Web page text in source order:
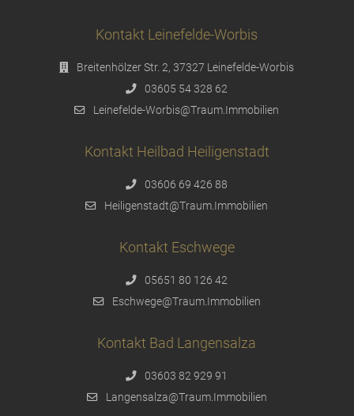
Kontakt Leinefelde-Worbis
Breitenhölzer Str. 2, 37327 Leinefelde-Worbis
03605 54 328 62
Leinefelde-Worbis@Traum.Immobilien
Kontakt Heilbad Heiligenstadt
03606 69 426 88
Heiligenstadt@Traum.Immobilien
Kontakt Eschwege
05651 80 126 42
Eschwege@Traum.Immobilien
Kontakt Bad Langensalza
03603 82 929 91
Langensalza@Traum.Immobilien